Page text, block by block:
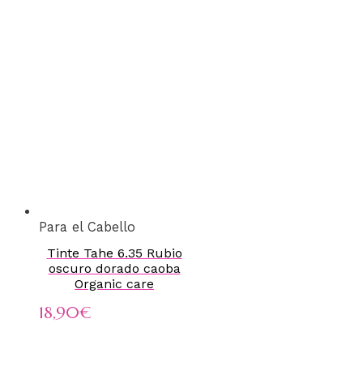
Para el Cabello
Tinte Tahe 6.35 Rubio
oscuro dorado caoba
Organic care
18,90€